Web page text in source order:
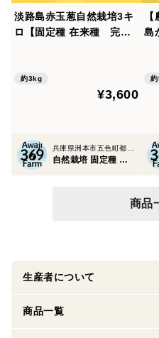
淡路島赤玉葱自然栽培3キ
ロ【固定種 在来種 完全
で認められた農薬・肥料・
土壌改良剤も一切不使用】
次発送
約3kg
¥3,600
自然栽培 固定種 在来種専門農家Awaji369farm完全農薬不使用 無肥料栽培
島
種
商品
生産者について
商品一覧